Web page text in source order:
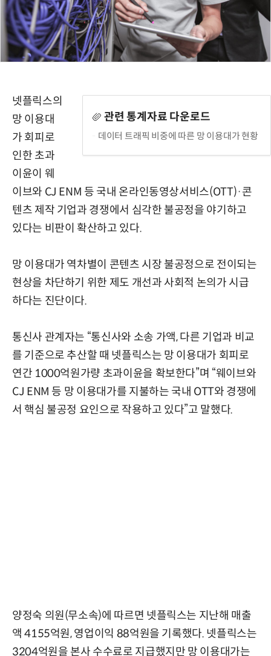
관련 통계자료 다운로드
데이터 트래픽 비중에 따른 망 이용대가 현황
넷플릭스의
망 이용대
가 회피로
인한 초과
이윤이 웨
이브와 CJ ENM 등 국내 온라인동영상서비스(OTT)·콘
텐츠 제작 기업과 경쟁에서 심각한 불공정을 야기하고
있다는 비판이 확산하고 있다.
망 이용대가 역차별이 콘텐츠 시장 불공정으로 전이되는
현상을 차단하기 위한 제도 개선과 사회적 논의가 시급
하다는 진단이다.
통신사 관계자는 “통신사와 소송 가액, 다른 기업과 비교
를 기준으로 추산할 때 넷플릭스는 망 이용대가 회피로
연간 1000억원가량 초과이윤을 확보한다”며 “웨이브와
CJ ENM 등 망 이용대가를 지불하는 국내 OTT와 경쟁에
서 핵심 불공정 요인으로 작용하고 있다”고 말했다.
양정숙 의원(무소속)에 따르면 넷플릭스는 지난해 매출
액 4155억원, 영업이익 88억원을 기록했다. 넷플릭스는
3204억원을 본사 수수료로 지급했지만 망 이용대가는